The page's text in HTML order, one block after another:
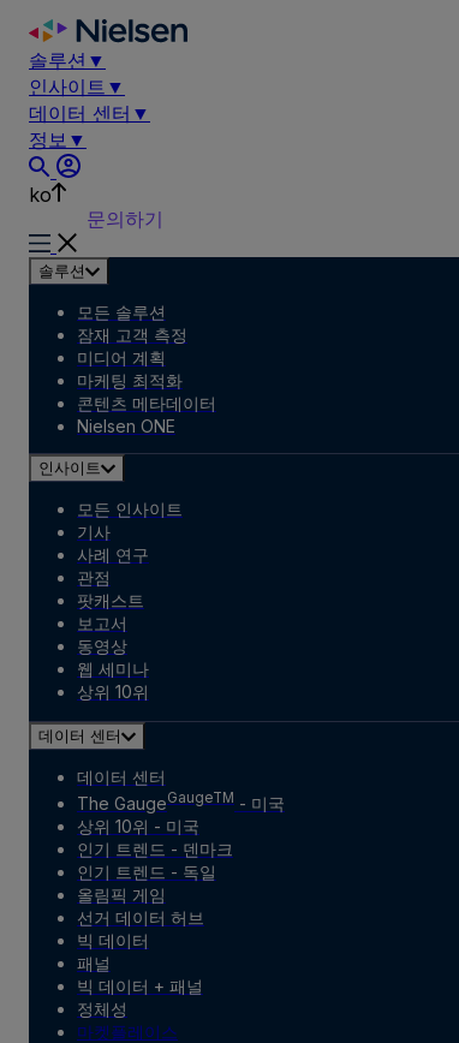
Skip
content
솔루션 ▼
인사이트 ▼
데이터 센터 ▼
정보 ▼
ko
문의하기
솔루션
모든 솔루션
잠재 고객 측정
미디어 계획
마케팅 최적화
콘텐츠 메타데이터
Nielsen ONE
인사이트
모든 인사이트
기사
사례 연구
관점
팟캐스트
보고서
동영상
웹 세미나
상위 10위
데이터 센터
데이터 센터
The GaugeGaugeTM - 미국
상위 10위 - 미국
인기 트렌드 - 덴마크
인기 트렌드 - 독일
올림픽 게임
선거 데이터 허브
빅 데이터
패널
빅 데이터 + 패널
정체성
마켓플레이스